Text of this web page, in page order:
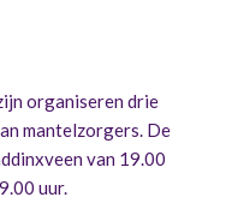
organiseren drie
mantelzorgers. De
van 19.00
uur.